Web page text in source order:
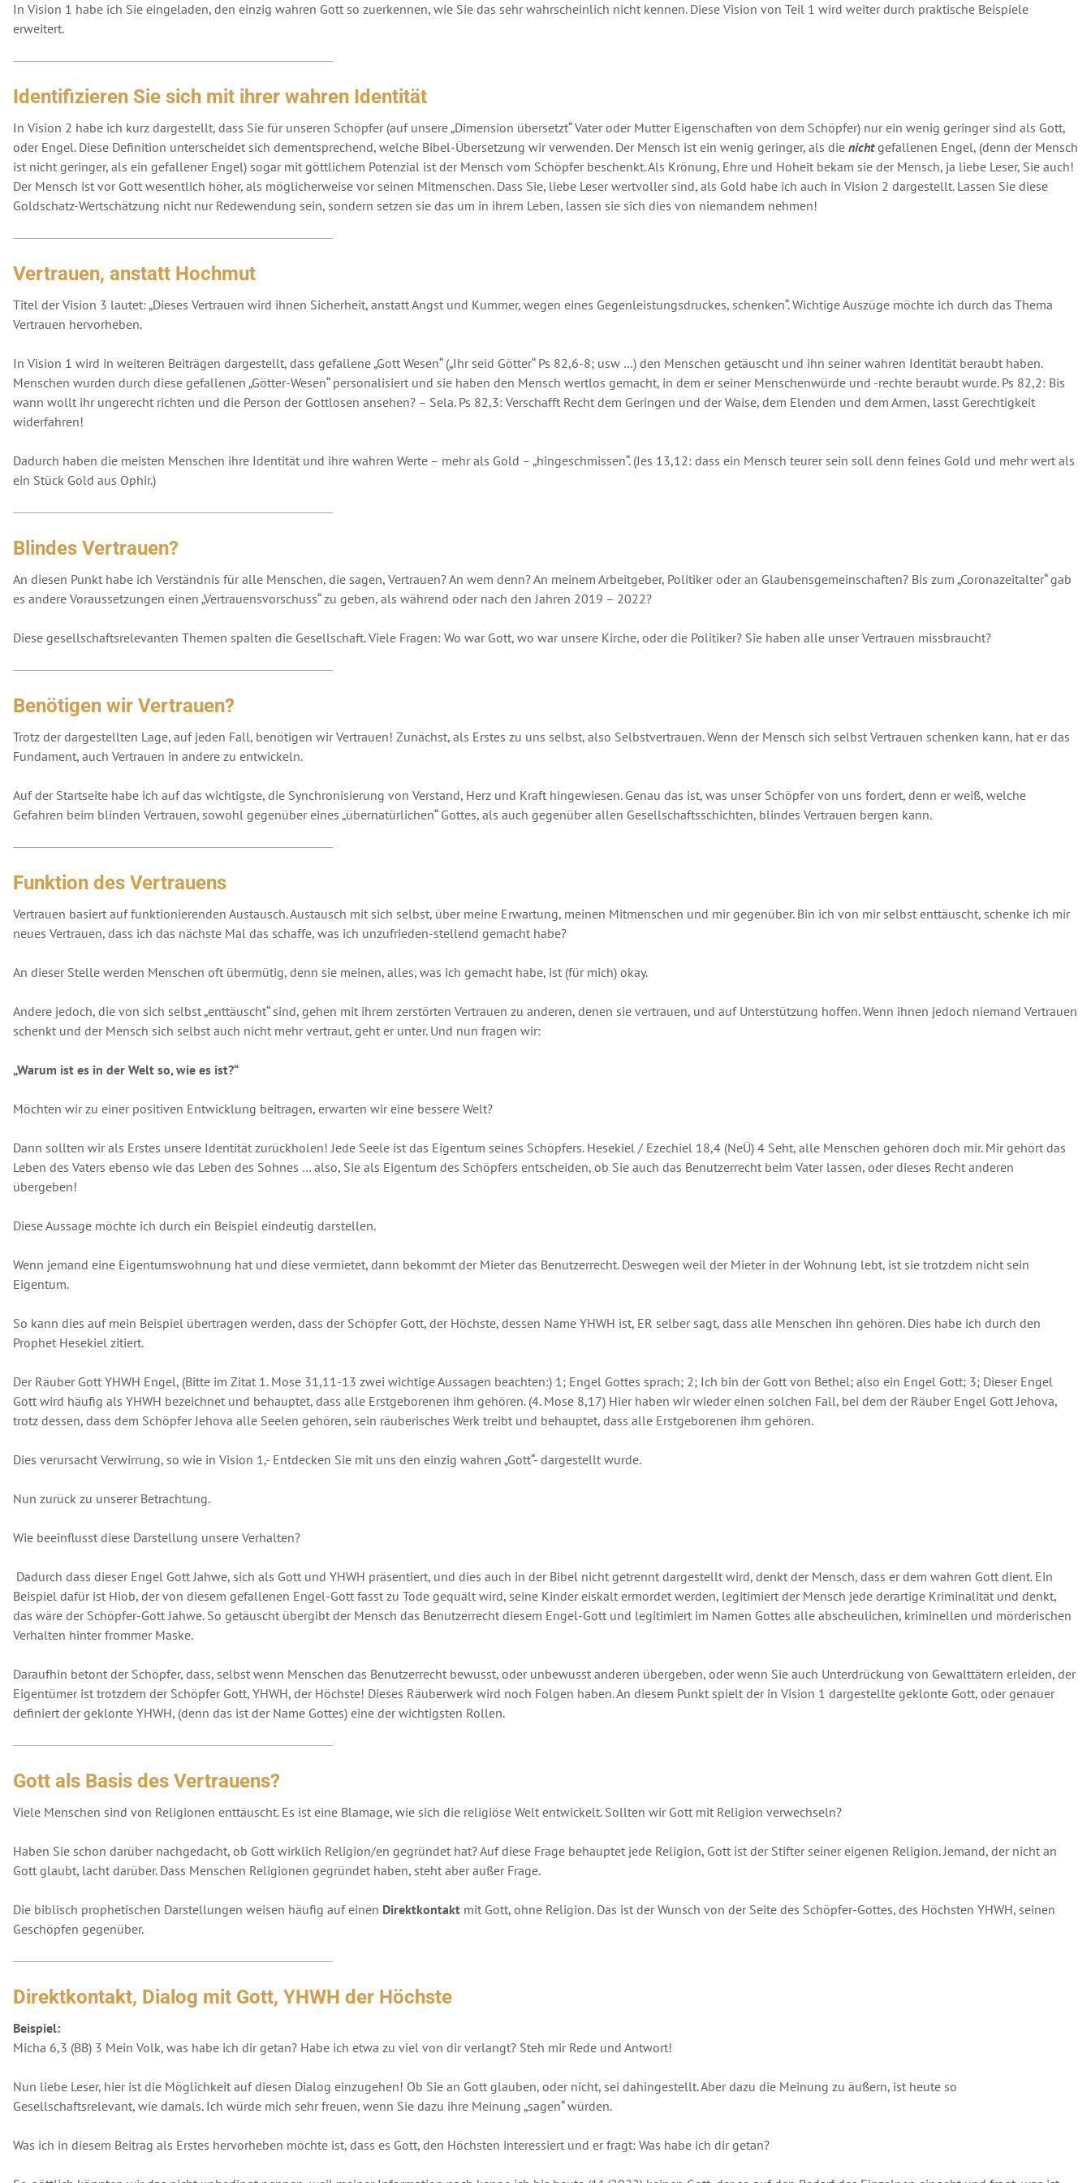
In Vision 1 habe ich Sie eingeladen, den einzig wahren Gott so zuerkennen, wie Sie das sehr wahrscheinlich nicht kennen. Diese Vision von Teil 1 wird weiter durch praktische Beispiele
erweitert.
Identifizieren Sie sich mit ihrer wahren Identität
In Vision 2 habe ich kurz dargestellt, dass Sie für unseren Schöpfer (auf unsere „Dimension übersetzt“ Vater oder Mutter Eigenschaften von dem Schöpfer) nur ein wenig geringer sind als Gott,
oder Engel. Diese Definition unterscheidet sich dementsprechend, welche Bibel-Übersetzung wir verwenden. Der Mensch ist ein wenig geringer, als die nichtgefallenen Engel, (denn der Mensch
ist nicht geringer, als ein gefallener Engel) sogar mit göttlichem Potenzial ist der Mensch vom Schöpfer beschenkt. Als Krönung, Ehre und Hoheit bekam sie der Mensch, ja liebe Leser, Sie auch!
Der Mensch ist vor Gott wesentlich höher, als möglicherweise vor seinen Mitmenschen. Dass Sie, liebe Leser wertvoller sind, als Gold habe ich auch in Vision 2 dargestellt. Lassen Sie diese
Goldschatz-Wertschätzung nicht nur Redewendung sein, sondern setzen sie das um in ihrem Leben, lassen sie sich dies von niemandem nehmen!
Vertrauen, anstatt Hochmut
Titel der Vision 3 lautet: „Dieses Vertrauen wird ihnen Sicherheit, anstatt Angst und Kummer, wegen eines Gegenleistungsdruckes, schenken“. Wichtige Auszüge möchte ich durch das Thema
Vertrauen hervorheben.
In Vision 1 wird in weiteren Beiträgen dargestellt, dass gefallene „Gott Wesen“ („Ihr seid Götter“ Ps 82,6-8; usw …) den Menschen getäuscht und ihn seiner wahren Identität beraubt haben.
Menschen wurden durch diese gefallenen „Götter-Wesen“ personalisiert und sie haben den Mensch wertlos gemacht, in dem er seiner Menschenwürde und -rechte beraubt wurde. Ps 82,2: Bis
wann wollt ihr ungerecht richten und die Person der Gottlosen ansehen? – Sela. Ps 82,3: Verschafft Recht dem Geringen und der Waise, dem Elenden und dem Armen, lasst Gerechtigkeit
widerfahren!
Dadurch haben die meisten Menschen ihre Identität und ihre wahren Werte – mehr als Gold – „hingeschmissen“. (Jes 13,12: dass ein Mensch teurer sein soll denn feines Gold und mehr wert als
ein Stück Gold aus Ophir.)
Blindes Vertrauen?
An diesen Punkt habe ich Verständnis für alle Menschen, die sagen, Vertrauen? An wem denn? An meinem Arbeitgeber, Politiker oder an Glaubensgemeinschaften? Bis zum „Coronazeitalter“ gab
es andere Voraussetzungen einen „Vertrauensvorschuss“ zu geben, als während oder nach den Jahren 2019 – 2022?
Diese gesellschaftsrelevanten Themen spalten die Gesellschaft. Viele Fragen: Wo war Gott, wo war unsere Kirche, oder die Politiker? Sie haben alle unser Vertrauen missbraucht?
Benötigen wir Vertrauen?
Trotz der dargestellten Lage, auf jeden Fall, benötigen wir Vertrauen! Zunächst, als Erstes zu uns selbst, also Selbstvertrauen. Wenn der Mensch sich selbst Vertrauen schenken kann, hat er das
Fundament, auch Vertrauen in andere zu entwickeln.
Auf der Startseite habe ich auf das wichtigste, die Synchronisierung von Verstand, Herz und Kraft hingewiesen. Genau das ist, was unser Schöpfer von uns fordert, denn er weiß, welche
Gefahren beim blinden Vertrauen, sowohl gegenüber eines „übernatürlichen“ Gottes, als auch gegenüber allen Gesellschaftsschichten, blindes Vertrauen bergen kann.
Funktion des Vertrauens
Vertrauen basiert auf funktionierenden Austausch. Austausch mit sich selbst, über meine Erwartung, meinen Mitmenschen und mir gegenüber. Bin ich von mir selbst enttäuscht, schenke ich mir
neues Vertrauen, dass ich das nächste Mal das schaffe, was ich unzufrieden-stellend gemacht habe?
An dieser Stelle werden Menschen oft übermütig, denn sie meinen, alles, was ich gemacht habe, ist (für mich) okay.
Andere jedoch, die von sich selbst „enttäuscht“ sind, gehen mit ihrem zerstörten Vertrauen zu anderen, denen sie vertrauen, und auf Unterstützung hoffen. Wenn ihnen jedoch niemand Vertrauen
schenkt und der Mensch sich selbst auch nicht mehr vertraut, geht er unter. Und nun fragen wir:
„Warum ist es in der Welt so, wie es ist?“
Möchten wir zu einer positiven Entwicklung beitragen, erwarten wir eine bessere Welt?
Dann sollten wir als Erstes unsere Identität zurückholen! Jede Seele ist das Eigentum seines Schöpfers. Hesekiel / Ezechiel 18,4 (NeÜ) 4 Seht, alle Menschen gehören doch mir. Mir gehört das
Leben des Vaters ebenso wie das Leben des Sohnes … also, Sie als Eigentum des Schöpfers entscheiden, ob Sie auch das Benutzerrecht beim Vater lassen, oder dieses Recht anderen
übergeben!
Diese Aussage möchte ich durch ein Beispiel eindeutig darstellen.
Wenn jemand eine Eigentumswohnung hat und diese vermietet, dann bekommt der Mieter das Benutzerrecht. Deswegen weil der Mieter in der Wohnung lebt, ist sie trotzdem nicht sein
Eigentum.
So kann dies auf mein Beispiel übertragen werden, dass der Schöpfer Gott, der Höchste, dessen Name YHWH ist, ER selber sagt, dass alle Menschen ihn gehören. Dies habe ich durch den
Prophet Hesekiel zitiert.
Der Räuber Gott YHWH Engel, (Bitte im Zitat 1. Mose 31,11-13 zwei wichtige Aussagen beachten:) 1; Engel Gottes sprach; 2; Ich bin der Gott von Bethel; also ein Engel Gott; 3; Dieser Engel
Gott wird häufig als YHWH bezeichnet und behauptet, dass alle Erstgeborenen ihm gehören. (4. Mose 8,17) Hier haben wir wieder einen solchen Fall, bei dem der Räuber Engel Gott Jehova,
trotz dessen, dass dem Schöpfer Jehova alle Seelen gehören, sein räuberisches Werk treibt und behauptet, dass alle Erstgeborenen ihm gehören.
Dies verursacht Verwirrung, so wie in Vision 1,- Entdecken Sie mit uns den einzig wahren „Gott“- dargestellt wurde.
Nun zurück zu unserer Betrachtung.
Wie beeinflusst diese Darstellung unsere Verhalten?
Dadurch dass dieser Engel Gott Jahwe, sich als Gott und YHWH präsentiert, und dies auch in der Bibel nicht getrennt dargestellt wird, denkt der Mensch, dass er dem wahren Gott dient. Ein
Beispiel dafür ist Hiob, der von diesem gefallenen Engel-Gott fasst zu Tode gequält wird, seine Kinder eiskalt ermordet werden, legitimiert der Mensch jede derartige Kriminalität und denkt,
das wäre der Schöpfer-Gott Jahwe. So getäuscht übergibt der Mensch das Benutzerrecht diesem Engel-Gott und legitimiert im Namen Gottes alle abscheulichen, kriminellen und mörderischen
Verhalten hinter frommer Maske.
Daraufhin betont der Schöpfer, dass, selbst wenn Menschen das Benutzerrecht bewusst, oder unbewusst anderen übergeben, oder wenn Sie auch Unterdrückung von Gewalttätern erleiden, der
Eigentümer ist trotzdem der Schöpfer Gott, YHWH, der Höchste! Dieses Räuberwerk wird noch Folgen haben. An diesem Punkt spielt der in Vision 1 dargestellte geklonte Gott, oder genauer
definiert der geklonte YHWH, (denn das ist der Name Gottes) eine der wichtigsten Rollen.
Gott als Basis des Vertrauens?
Viele Menschen sind von Religionen enttäuscht. Es ist eine Blamage, wie sich die religiöse Welt entwickelt. Sollten wir Gott mit Religion verwechseln?
Haben Sie schon darüber nachgedacht, ob Gott wirklich Religion/en gegründet hat? Auf diese Frage behauptet jede Religion, Gott ist der Stifter seiner eigenen Religion. Jemand, der nicht an
Gott glaubt, lacht darüber. Dass Menschen Religionen gegründet haben, steht aber außer Frage.
Die biblisch prophetischen Darstellungen weisen häufig auf einen Direktkontakt mit Gott, ohne Religion. Das ist der Wunsch von der Seite des Schöpfer-Gottes, des Höchsten YHWH, seinen
Geschöpfen gegenüber.
Direktkontakt, Dialog mit Gott, YHWH der Höchste
Beispiel:
Micha 6,3 (BB) 3 Mein Volk, was habe ich dir getan? Habe ich etwa zu viel von dir verlangt? Steh mir Rede und Antwort!
Nun liebe Leser, hier ist die Möglichkeit auf diesen Dialog einzugehen! Ob Sie an Gott glauben, oder nicht, sei dahingestellt. Aber dazu die Meinung zu äußern, ist heute so
Gesellschaftsrelevant, wie damals. Ich würde mich sehr freuen, wenn Sie dazu ihre Meinung „sagen“ würden.
Was ich in diesem Beitrag als Erstes hervorheben möchte ist, dass es Gott, den Höchsten interessiert und er fragt: Was habe ich dir getan?